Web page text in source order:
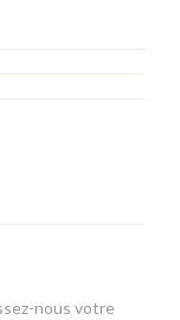
nous votre